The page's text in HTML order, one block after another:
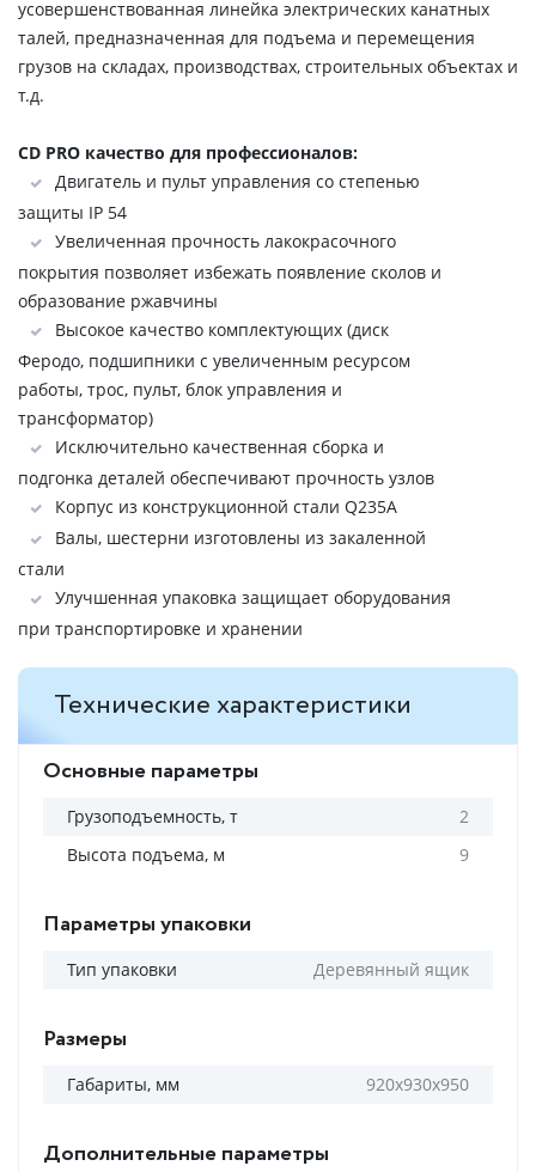
усовершенствованная линейка электрических канатных
талей, предназначенная для подъема и перемещения
грузов на складах, производствах, строительных объектах и
т.д.
CD PRO качество для профессионалов:
Двигатель и пульт управления со степенью
защиты IP 54
Увеличенная прочность лакокрасочного
покрытия позволяет избежать появление сколов и
образование ржавчины
Высокое качество комплектующих (диск
Феродо, подшипники с увеличенным ресурсом
работы, трос, пульт, блок управления и
трансформатор)
Исключительно качественная сборка и
подгонка деталей обеспечивают прочность узлов
Корпус из конструкционной стали Q235A
Валы, шестерни изготовлены из закаленной
стали
Улучшенная упаковка защищает оборудования
при транспортировке и хранении
Технические характеристики
Основные параметры
Грузоподъемность, т
2
Высота подъема, м
9
Параметры упаковки
Тип упаковки Деревянный ящик
Размеры
Габариты, мм 920х930х950
Дополнительные параметры